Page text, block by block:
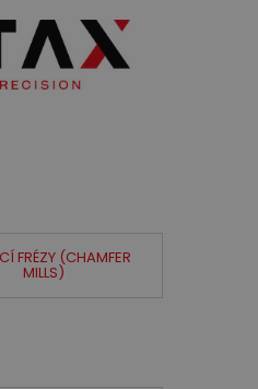
FRÉZY (CHAMFER
MILLS)